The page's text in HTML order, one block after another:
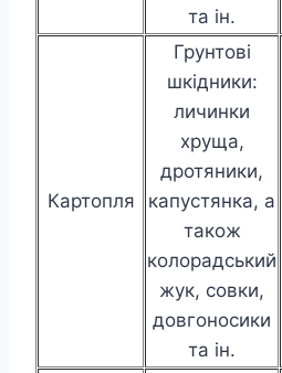
та ін.
Картопля
Грунтові
шкідники:
личинки
хруща,
дротяники,
капустянка, а
також
колорадський
жук, совки,
довгоносики
та ін.